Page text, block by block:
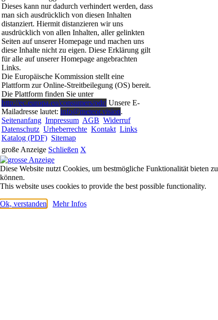
Dieses kann nur dadurch verhindert werden, dass
man sich ausdrücklich von diesen Inhalten
distanziert. Hiermit distanzieren wir uns
ausdrücklich von allen Inhalten, aller gelinkten
Seiten auf unserer Homepage und machen uns
diese Inhalte nicht zu eigen. Diese Erklärung gilt
für alle auf unserer Homepage angebrachten
Links.
Die Europäische Kommission stellt eine
Plattform zur Online-Streitbeilegung (OS) bereit.
Die Plattform finden Sie unter
http://ec.europa.eu/consumers/odr/Unsere E-
Mailadresse lautet: info@meteor.vision.
Seitenanfang Impressum AGB Widerruf
Datenschutz Urheberrechte Kontakt Links
Katalog (PDF) Sitemap
große Anzeige Schließen X
Diese Website nutzt Cookies, um bestmögliche Funktionalität bieten zu
können.
This website uses cookies to provide the best possible functionality.
Ok, verstanden Mehr Infos